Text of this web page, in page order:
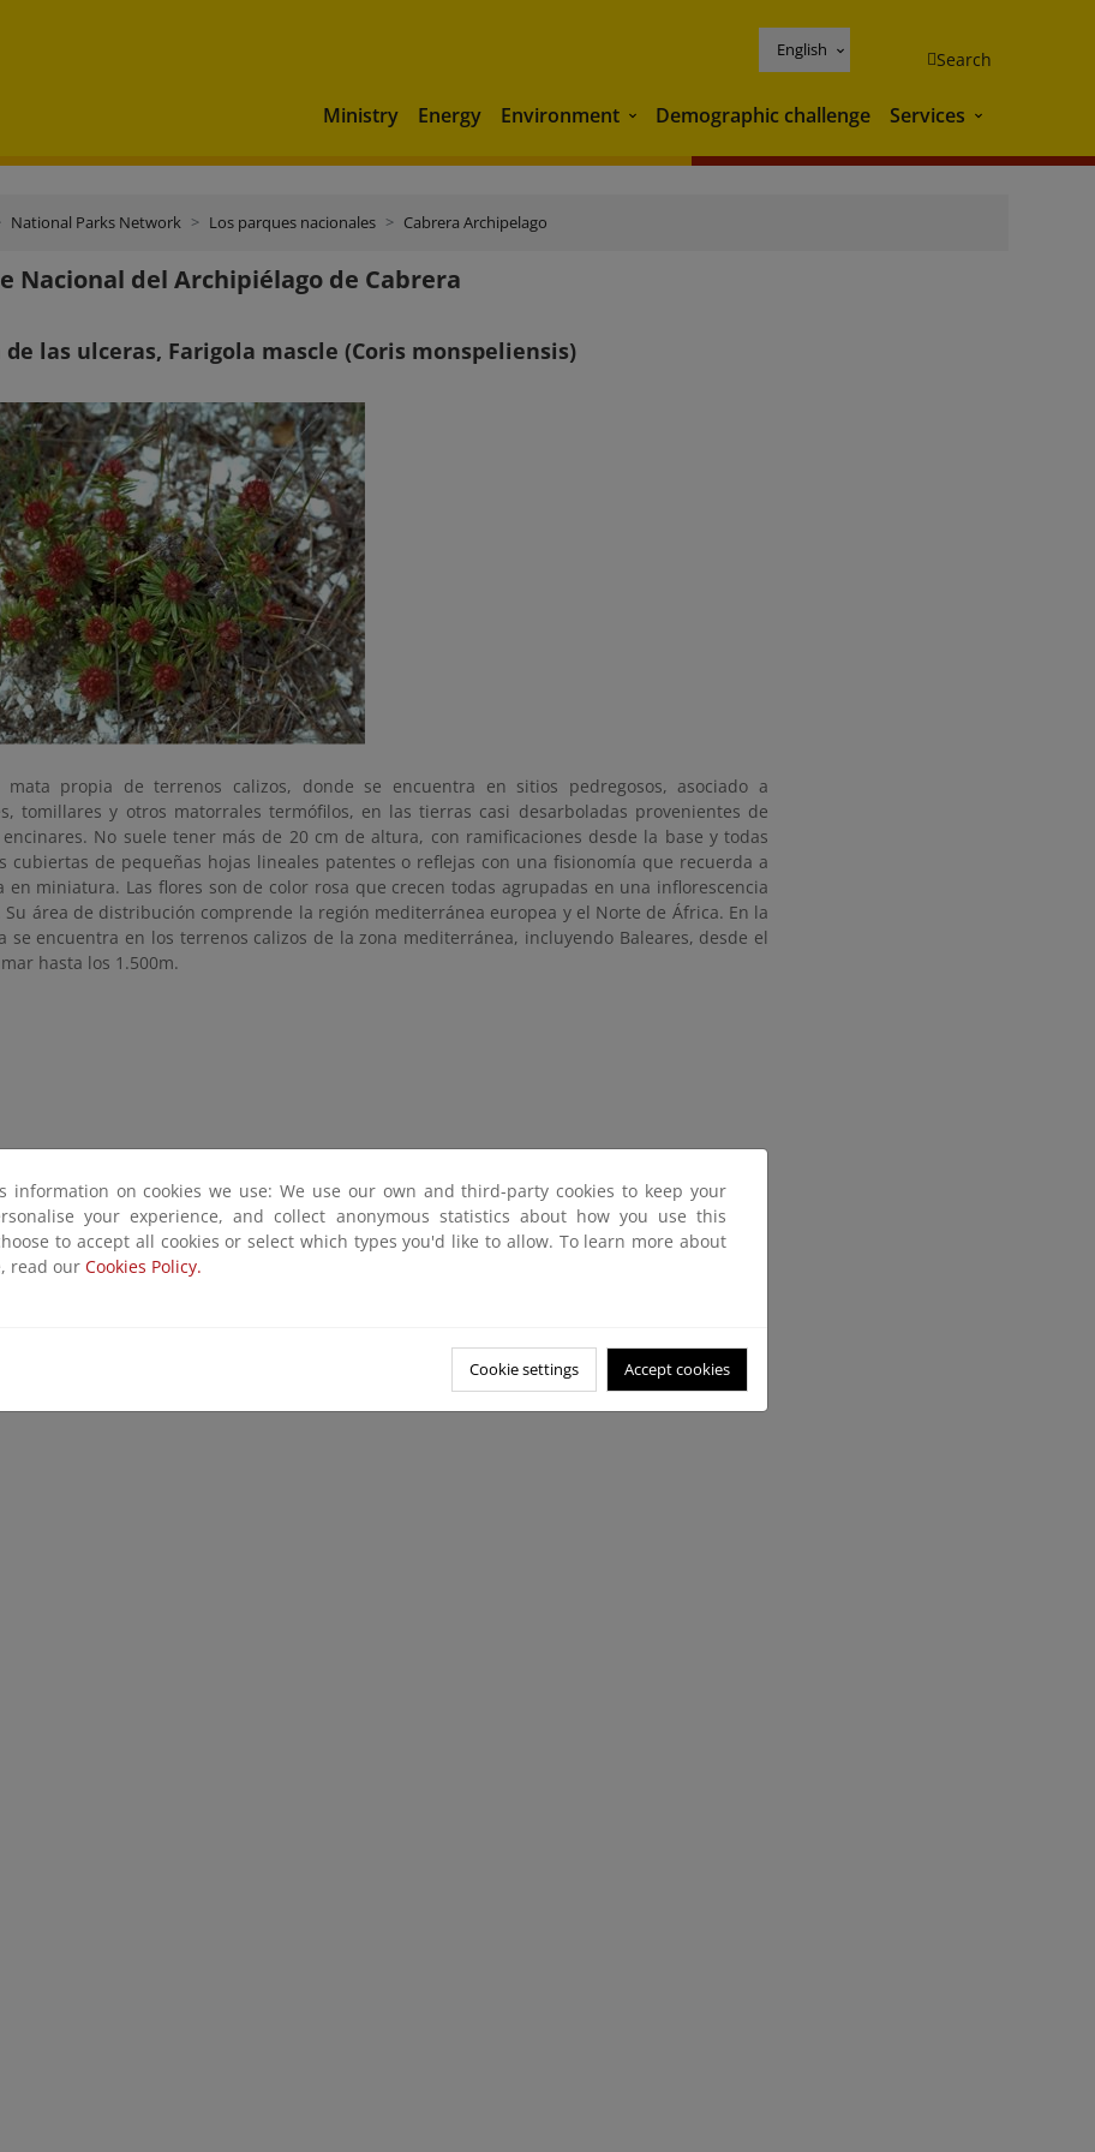
English Search
Ministry Energy Environment Environment
Demographic challenge Services Services
National Parks Network Los parques nacionales Cabrera Archipelago
Nacional del Archipiélago de Cabrera
de las ulceras, Farigola mascle (Coris monspeliensis)
mata propia de terrenos calizos, donde se encuentra en sitios pedregosos, asociado a
tomillares y otros matorrales termófilos, en las tierras casi desarboladas provenientes de
No suele tener más de 20 cm de altura, con ramificaciones desde la base y todas
cubiertas de pequeñas hojas lineales patentes o reflejas con una fisionomía que recuerda a
en miniatura. Las flores son de color rosa que crecen todas agrupadas en una inflorescencia
área de distribución comprende la región mediterránea europea y el Norte de África. En la
se encuentra en los terrenos calizos de la zona mediterránea, incluyendo Baleares, desde el
hasta los 1.500m.
information on cookies we use: We use our own and third-party cookies to keep your
your experience, and collect anonymous statistics about how you use this
to accept all cookies or select which types you'd like to allow. To learn more about
read our Cookies Policy.
Cookie settings Accept cookies